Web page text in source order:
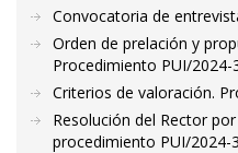
Convocatoria de
Orden de prelación y
Procedimiento PUI/2024-
Criterios de valoración.
Resolución del Rector
procedimiento PUI/2024-